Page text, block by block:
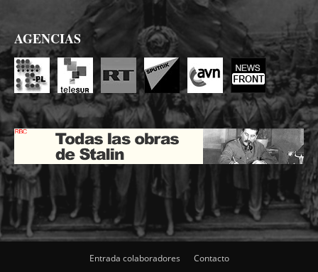
AGENCIAS
Entrada colaboradores Contacto